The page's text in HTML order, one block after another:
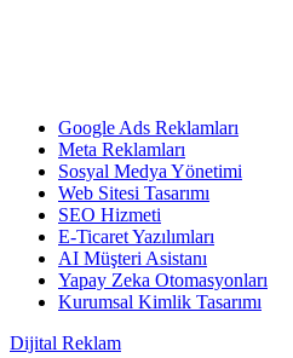
Google Ads Reklamları
Meta Reklamları
Sosyal Medya Yönetimi
Web Sitesi Tasarımı
SEO Hizmeti
E-Ticaret Yazılımları
AI Müşteri Asistanı
Yapay Zeka Otomasyonları
Kurumsal Kimlik Tasarımı
Dijital Reklam